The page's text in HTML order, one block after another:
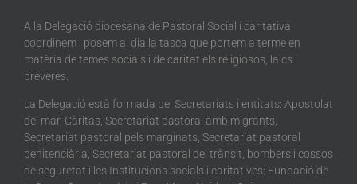
A la Delegació diocesana de Pastoral Social i caritativa
coordinem i posem al dia la tasca que portem a terme en
matèria de temes socials i de caritat els religiosos, laics i
preveres.
La Delegació està formada pel Secretariats i entitats: Apostolat
del mar, Càritas, Secretariat pastoral amb migrants,
Secretariat pastoral pels marginats, Secretariat pastoral
penitenciària, Secretariat pastoral del trànsit, bombers i cossos
de seguretat i les Institucions socials i caritatives: Fundació de